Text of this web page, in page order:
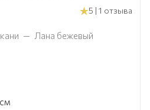
5 | 1 отзыва
— Лана бежевый
см